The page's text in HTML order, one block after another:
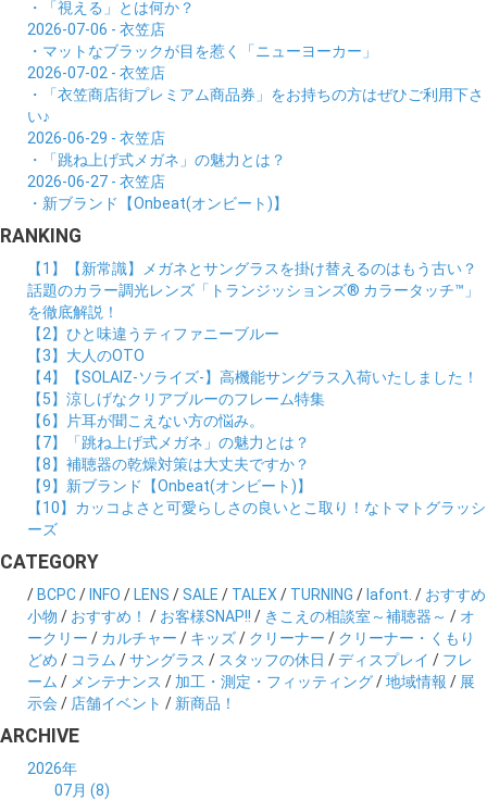
・「視える」とは何か？
2026-07-06 - 衣笠店
・マットなブラックが目を惹く「ニューヨーカー」
2026-07-02 - 衣笠店
・「衣笠商店街プレミアム商品券」をお持ちの方はぜひご利用下さ
い♪
2026-06-29 - 衣笠店
・「跳ね上げ式メガネ」の魅力とは？
2026-06-27 - 衣笠店
・新ブランド【Onbeat(オンビート)】
RANKING
【1】【新常識】メガネとサングラスを掛け替えるのはもう古い？
話題のカラー調光レンズ「トランジッションズ® カラータッチ™」
を徹底解説！
【2】ひと味違うティファニーブルー
【3】大人のOTO
【4】【SOLAIZ-ソライズ-】高機能サングラス入荷いたしました！
【5】涼しげなクリアブルーのフレーム特集
【6】片耳が聞こえない方の悩み。
【7】「跳ね上げ式メガネ」の魅力とは？
【8】補聴器の乾燥対策は大丈夫ですか？
【9】新ブランド【Onbeat(オンビート)】
【10】カッコよさと可愛らしさの良いとこ取り！なトマトグラッシ
ーズ
CATEGORY
/ BCPC/ INFO / LENS /SALE / TALEX / TURNING / lafont. / おすすめ
小物 / おすすめ！ / お客様SNAP!! / きこえの相談室～補聴器～ / オ
ークリー / カルチャー / キッズ/ クリーナー / クリーナー・くもり
どめ / コラム /サングラス / スタッフの休日 /ディスプレイ / フレ
ーム / メンテナンス / 加工・測定・フィッティング/地域情報 / 展
示会 / 店舗イベント / 新商品！
ARCHIVE
2026年
07月 (8)